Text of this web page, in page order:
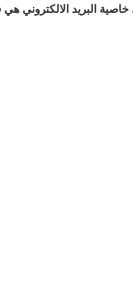
البريد الالكتروني هي